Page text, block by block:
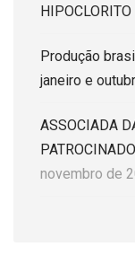
Produção
janeiro e
ASSOCIADA
novembro de